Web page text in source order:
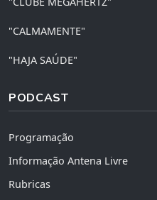
"CALMAMENTE"
"HAJA SAÚDE"
PODCAST
Programação
Informação Antena Livre
Rubricas